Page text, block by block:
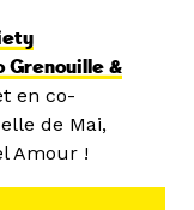
Grenouille &
en co-
de Mai,
Amour !